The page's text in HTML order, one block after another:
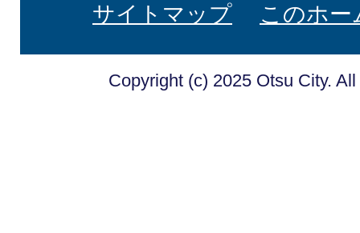
サイトマップ このホ
Copyright (c) 2025 Otsu City.